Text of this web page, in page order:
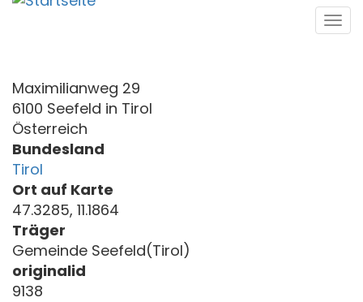
Direkt
Maximilianweg 29
6100 Seefeld in Tirol
Österreich
Bundesland
Tirol
Ort auf Karte
47.3285, 11.1864
Träger
Gemeinde Seefeld(Tirol)
originalid
9138